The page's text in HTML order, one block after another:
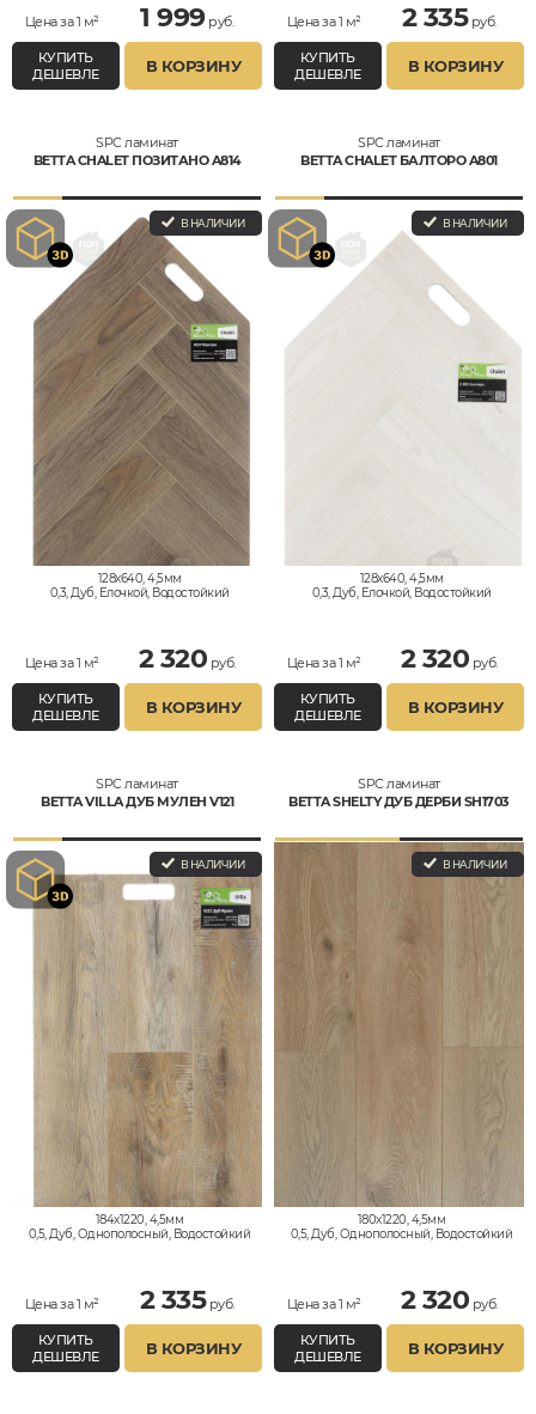
Цена за 1 м² 1 999руб.
КУПИТЬ
ДЕШЕВЛЕ
В КОРЗИНУ
Цена за 1 м² 2 335руб.
КУПИТЬ
ДЕШЕВЛЕ
В КОРЗИНУ
SPC ламинат
BETTA CHALET ПОЗИТАНО A814
В НАЛИЧИИ
128x640, 4,5мм
0,3, Дуб, Елочкой, Водостойкий
Цена за 1 м² 2 320 руб.
КУПИТЬ
ДЕШЕВЛЕ
В КОРЗИНУ
SPC ламинат
BETTA CHALET БАЛТОРО A801
В НАЛИЧИИ
128x640, 4,5мм
0,3, Дуб, Елочкой, Водостойкий
Цена за 1 м² 2 320 руб.
КУПИТЬ
ДЕШЕВЛЕ
В КОРЗИНУ
SPC ламинат
BETTA VILLA ДУБ МУЛЕН V121
В НАЛИЧИИ
184x1220, 4,5мм
0,5, Дуб, Однополосный, Водостойкий
Цена за 1 м² 2 335руб.
КУПИТЬ
ДЕШЕВЛЕ
В КОРЗИНУ
SPC ламинат
BETTA SHELTY ДУБ ДЕРБИ SH1703
В НАЛИЧИИ
180x1220, 4,5мм
0,5, Дуб, Однополосный, Водостойкий
Цена за 1 м² 2 320 руб.
КУПИТЬ
ДЕШЕВЛЕ
В КОРЗИНУ